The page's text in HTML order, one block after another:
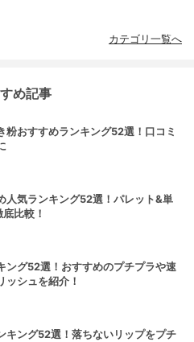
カテゴリ一覧へ
め記事
粉おすすめランキング52選！口コミ
人気ランキング52選！パレット&単
比較！
ング52選！おすすめのプチプラや速
ッシュを紹介！
キング52選！落ちないリップをプチ